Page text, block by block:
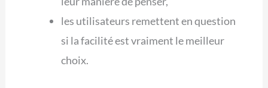
les utilisateurs remettent en question
si la facilité est vraiment le meilleur
choix.